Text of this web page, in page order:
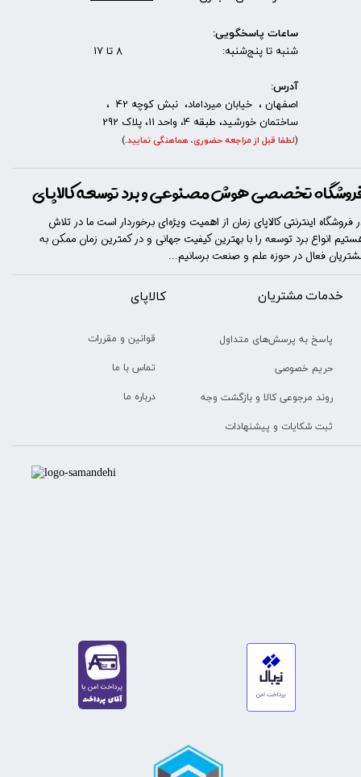
خدمات مشتریان
پاسخ به پرسش‌های متداول
حریم خصوصی
روند مرجوعی کالا و بازگشت وجه
ثبت شکایات و پیشنهادات
​​کالاپای
قوانین و مقررات
تماس با ما
درباره ما
تخصصی هوش مصنوعی و برد توسعه کالاپای
فروشگاه اینترنتی کالاپای زمان از اهمیت ویژه‌ای برخوردار است ما در تلاش
انواع برد توسعه را با​​​ بهترین کیفیت جهانی و در کمترین زمان ممکن به
فعال در حوزه علم و صنعت برسانیم...
ساعات پاسخگویی:
شنبه تا پنج‌شنبه: 8 تا 17
آدرس:
اصفهان ، خیابان میرداماد، نبش کوچه 42 ،
ساختمان خورشید، طبقه 4، واحد 11، پلاک 292
(لطفا قبل از مراجعه حضوری، هماهنگی نمایید.
)